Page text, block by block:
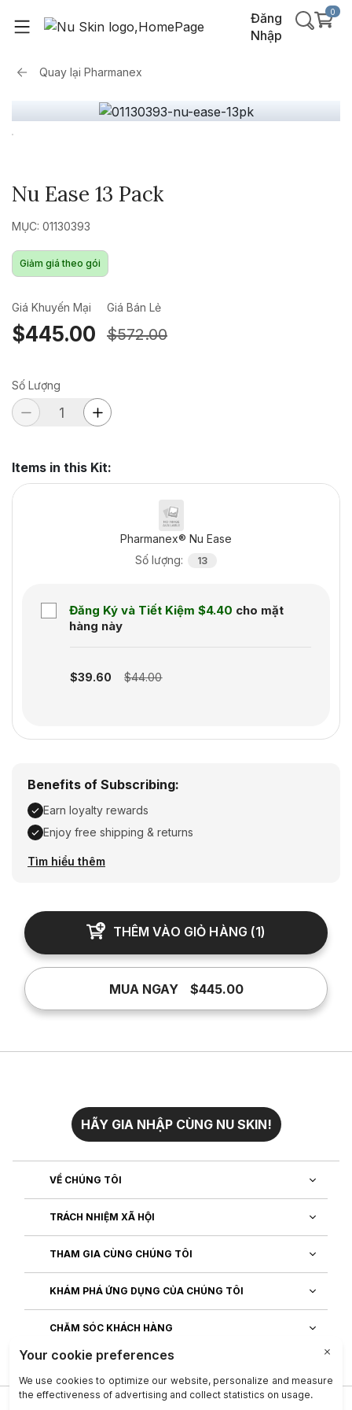
Đăng
Nhập
0
Quay lại Pharmanex
Nu Ease 13 Pack
MỤC: 01130393
Giảm giá theo gói
Giá Khuyến Mại
$445.00
Giá Bán Lẻ
$572.00
Số Lượng
Items in this Kit:
Pharmanex® Nu Ease
Số lượng: 13
Đăng Ký và Tiết Kiệm $4.40 cho mặt
hàng này
$39.60 $44.00
Benefits of Subscribing:
Earn loyalty rewards
Enjoy free shipping & returns
Earn loyalty rewards, Enjoy free shipping & returns
Tìm hiểu thêm
THÊM VÀO GIỎ HÀNG (1)
MUA NGAY $445.00
HÃY GIA NHẬP CÙNG NU SKIN!
VỀ CHÚNG TÔI
TRÁCH NHIỆM XÃ HỘI
THAM GIA CÙNG CHÚNG TÔI
KHÁM PHÁ ỨNG DỤNG CỦA CHÚNG TÔI
CHĂM SÓC KHÁCH HÀNG